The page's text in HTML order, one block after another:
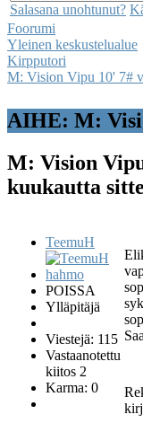
Salasana unohtunut?
Foorumi
Yleinen keskustelualue
Kirpputori
M: Vision Vipu 10' 7#
AIHE: M:
M: Vision
kuukautta
TeemuH
POISSA
Ylläpitäjä
Viestejä: 115
Vastaanotettu
kiitos 2
Karma: 0